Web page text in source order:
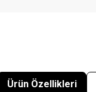
Ürün Özellikleri